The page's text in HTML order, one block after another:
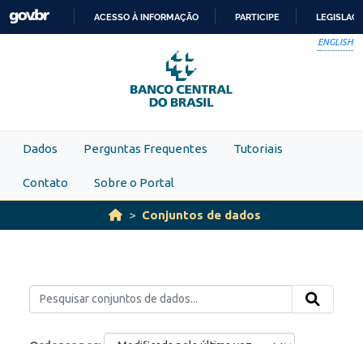
Skip to main content
PARA
O
CONTEÚDO
ACESSO À INFORMAÇÃO PARTICIPE
ENGLISH
Dados Perguntas Frequentes Tutoriais
Contato Sobre o Portal
Conjuntos de dados